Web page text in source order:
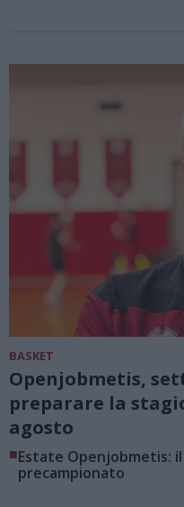
BASKET
Openjobmetis,
preparare la
agosto
■Estate Openjobmetis:
precampionato